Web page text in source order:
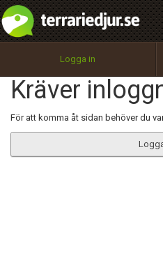
Logga in
Kräver
För att komma åt sidan behöver du
OK
integritetspolicy
Namn:
Epost:
Begär nytt lösenord